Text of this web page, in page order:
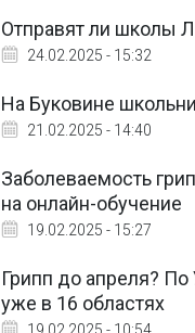
Отправят ли школы
24.02.2025 - 15:32
На Буковине
21.02.2025 - 14:40
Заболеваемость
на онлайн-обучение
19.02.2025 - 15:27
Грипп до апреля?
уже в 16 областях